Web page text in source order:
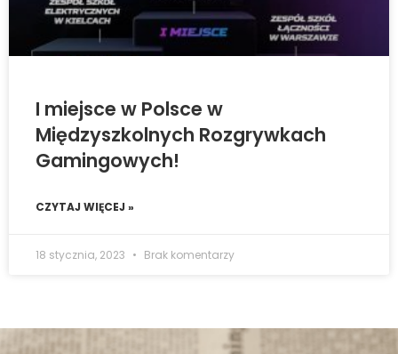
I miejsce w Polsce w
Międzyszkolnych Rozgrywkach
Gamingowych!
CZYTAJ WIĘCEJ »
18 stycznia, 2023 Brak komentarzy